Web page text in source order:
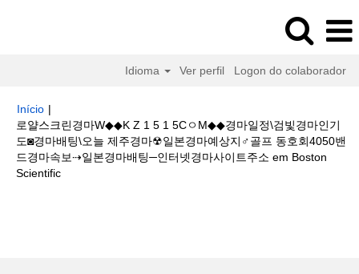
Idioma Ver perfil Logon do colaborador
Início |
로얄스크린경마W◆◆K Z 1 5 1 5CㅇM◆◆경마일정\검빛경마인기
도◙경마배팅\오늘 제주경마☢일본경마예상지♂골프 동호회4050밴
드경마속보⇢일본경마배팅─인터넷경마사이트주소 em Boston
Scientific(página